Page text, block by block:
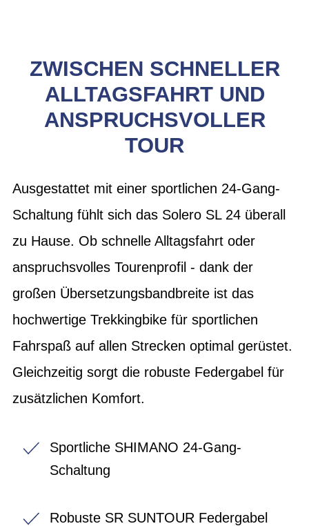
ZWISCHEN SCHNELLER
ALLTAGSFAHRT UND
ANSPRUCHSVOLLER
TOUR
Ausgestattet mit einer sportlichen 24-Gang-
Schaltung fühlt sich das Solero SL 24 überall
zu Hause. Ob schnelle Alltagsfahrt oder
anspruchsvolles Tourenprofil - dank der
großen Übersetzungsbandbreite ist das
hochwertige Trekkingbike für sportlichen
Fahrspaß auf allen Strecken optimal gerüstet.
Gleichzeitig sorgt die robuste Federgabel für
zusätzlichen Komfort.
Sportliche SHIMANO 24-Gang-
Schaltung
Robuste SR SUNTOUR Federgabel